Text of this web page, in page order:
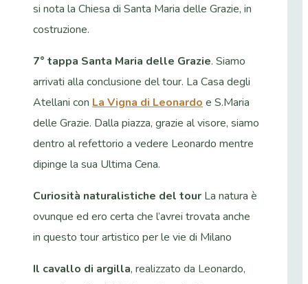
si nota la Chiesa di Santa Maria delle Grazie, in
costruzione.
7° tappa Santa Maria delle Grazie. Siamo
arrivati alla conclusione del tour. La Casa degli
Atellani con La Vigna di Leonardo e S.Maria
delle Grazie. Dalla piazza, grazie al visore, siamo
dentro al refettorio a vedere Leonardo mentre
dipinge la sua Ultima Cena.
Curiosità naturalistiche del tour La natura è
ovunque ed ero certa che l’avrei trovata anche
in questo tour artistico per le vie di Milano
Il cavallo di argilla, realizzato da Leonardo,